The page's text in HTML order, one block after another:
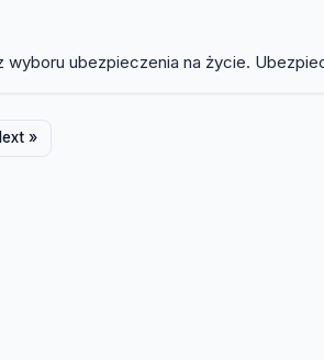
ubezpieczenia na życie.
»